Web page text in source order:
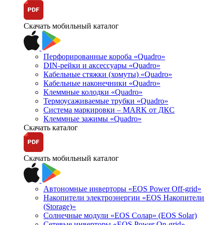
Скачать мобильный каталог
Перфорированные короба «Quadro»
DIN-рейки и аксессуары «Quadro»
Кабельные стяжки (хомуты) «Quadro»
Кабельные наконечники «Quadro»
Клеммные колодки «Quadro»
Термоусаживаемые трубки «Quadro»
Система маркировки – MARK от ДКС
Клеммные зажимы «Quadro»
Скачать каталог
Скачать мобильный каталог
Автономные инверторы «EOS Power Off-grid»
Накопители электроэнергии «EOS Накопители
(Storage)»
Солнечные модули «EOS Солар» (EOS Solar)